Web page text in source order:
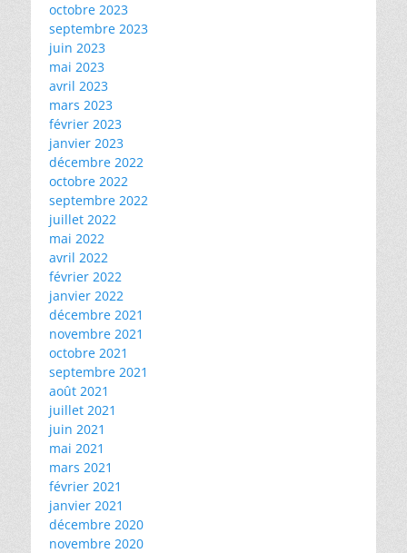
octobre 2023
septembre 2023
juin 2023
mai 2023
avril 2023
mars 2023
février 2023
janvier 2023
décembre 2022
octobre 2022
septembre 2022
juillet 2022
mai 2022
avril 2022
février 2022
janvier 2022
décembre 2021
novembre 2021
octobre 2021
septembre 2021
août 2021
juillet 2021
juin 2021
mai 2021
mars 2021
février 2021
janvier 2021
décembre 2020
novembre 2020